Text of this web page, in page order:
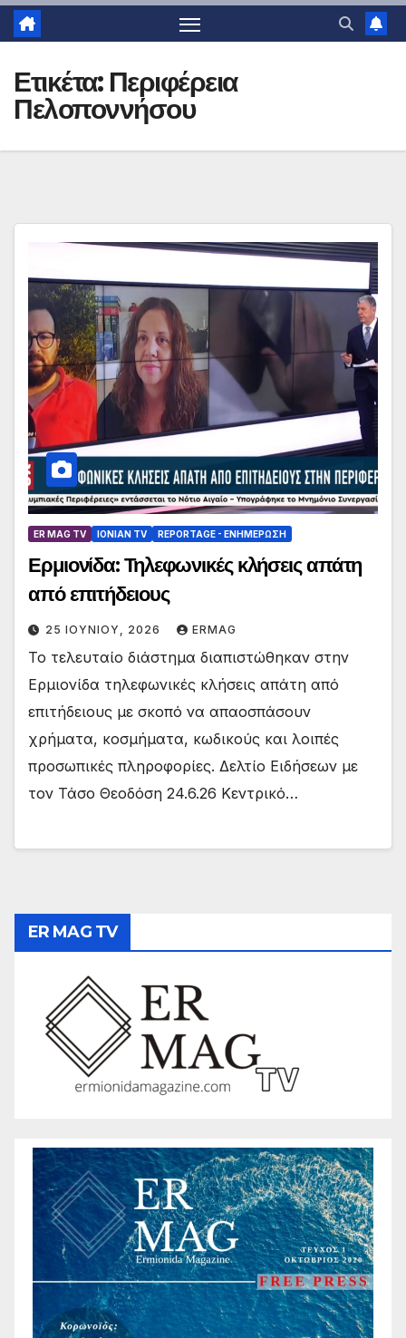
Ετικέτα: Περιφέρεια
Πελοποννήσου
ER MAG TV IONIAN TV REPORTAGE - EΝΗΜΈΡΩΣΗ
Ερμιονίδα: Τηλεφωνικές κλήσεις απάτη
από επιτήδειους
25 ΙΟΥΝΊΟΥ, 2026 ERMAG
Το τελευταίο διάστημα διαπιστώθηκαν στην
Ερμιονίδα τηλεφωνικές κλήσεις απάτη από
επιτήδειους με σκοπό να απαοσπάσουν
χρήματα, κοσμήματα, κωδικούς και λοιπές
προσωπικές πληροφορίες. Δελτίο Ειδήσεων με
τον Τάσο Θεοδόση 24.6.26 Κεντρικό…
ER MAG TV